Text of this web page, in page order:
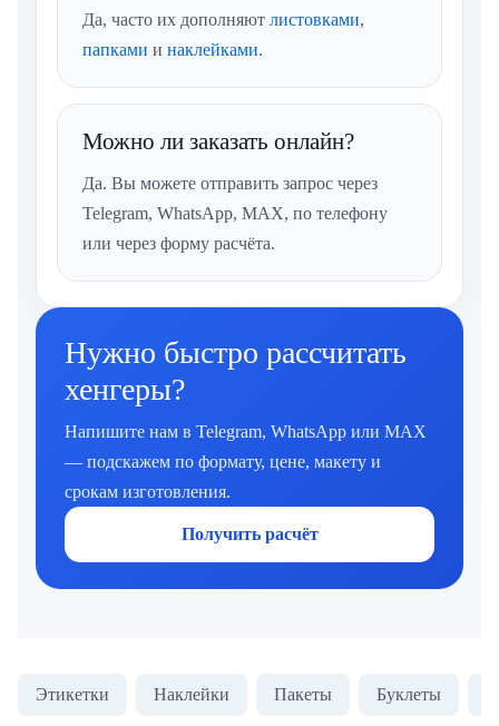
Да, часто их дополняют листовками,
папками и наклейками.
Можно ли заказать онлайн?
Да. Вы можете отправить запрос через
Telegram, WhatsApp, MAX, по телефону
или через форму расчёта.
Нужно быстро рассчитать
хенгеры?
Напишите нам в Telegram, WhatsApp или MAX
— подскажем по формату, цене, макету и
срокам изготовления.
Получить расчёт
Этикетки Наклейки Пакеты Буклеты